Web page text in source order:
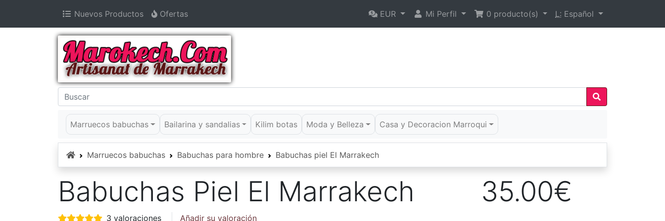
Nuevos Productos Ofertas EUR Mi Perfil 0 producto(s) L: Español
Marruecos babuchas Bailarina y sandalias Kilim botas Moda y Belleza Casa y Decoracion Marroqui
InicioMarruecos babuchas Babuchas para hombre Babuchas piel El Marrakech
Babuchas Piel El Marrakech 35.00€
3 valoraciones Añadir su valoración